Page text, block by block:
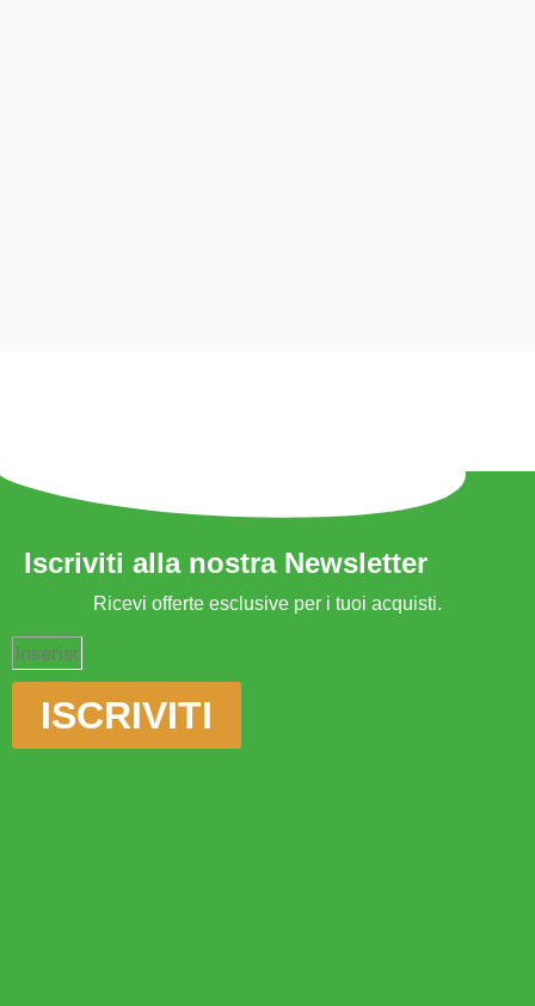
Iscriviti alla nostra Newsletter
Ricevi offerte esclusive per i tuoi acquisti.
ISCRIVITI